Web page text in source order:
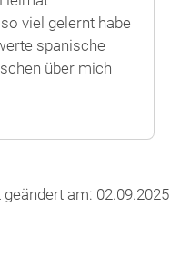
viel gelernt habe
spanische
über mich
geändert am: 02.09.2025